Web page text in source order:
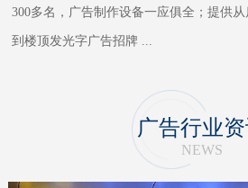
300多名，广告制作设备一应俱全；提供
到楼顶发光字广告招牌
广告行业
NEWS